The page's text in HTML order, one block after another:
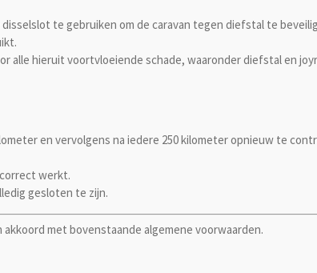
te gebruiken om de caravan tegen diefstal te
alle hieruit voortvloeiende schade, waaronder diefstal en
en vervolgens na iedere 250 kilometer opnieuw te
werkt.
gesloten te zijn.
akkoord met bovenstaande algemene voorwaarden.